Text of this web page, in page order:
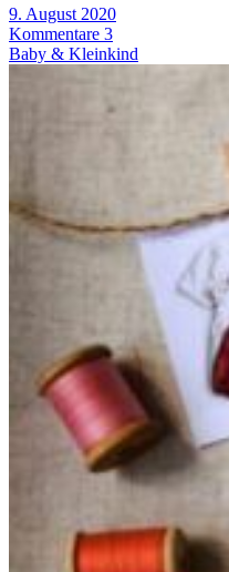
9. August 2020
Kommentare 3
Baby & Kleinkind